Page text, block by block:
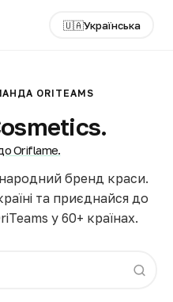
🇺🇦Українська
ORITEAMS
Oriflame.
бренд краси.
та приєднайся до
у 60+ країнах.